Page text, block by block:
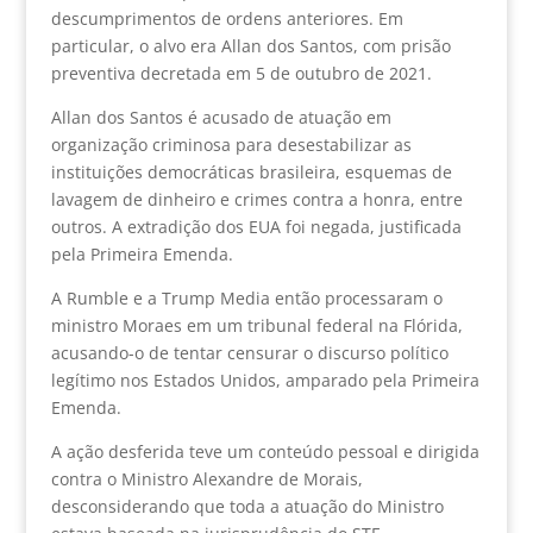
descumprimentos de ordens anteriores. Em
particular, o alvo era Allan dos Santos, com prisão
preventiva decretada em 5 de outubro de 2021.
Allan dos Santos é acusado de atuação em
organização criminosa para desestabilizar as
instituições democráticas brasileira, esquemas de
lavagem de dinheiro e crimes contra a honra, entre
outros. A extradição dos EUA foi negada, justificada
pela Primeira Emenda.
A Rumble e a Trump Media então processaram o
ministro Moraes em um tribunal federal na Flórida,
acusando-o de tentar censurar o discurso político
legítimo nos Estados Unidos, amparado pela Primeira
Emenda.
A ação desferida teve um conteúdo pessoal e dirigida
contra o Ministro Alexandre de Morais,
desconsiderando que toda a atuação do Ministro